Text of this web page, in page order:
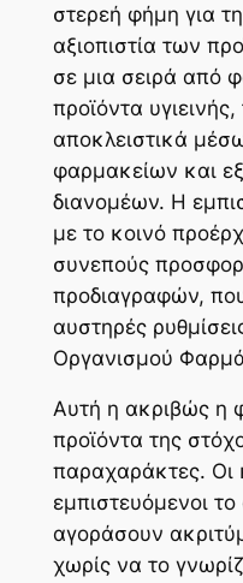
στερεή φήμη για
αξιοπιστία των
σε μια σειρά από
προϊόντα
αποκλειστικά
φαρμακείων και
διανομέων. Η
με το κοινό
συνεπούς
προδιαγραφών,
αυστηρές
Οργανισμού
Αυτή η ακριβώς η
προϊόντα της
παραχαράκτες. Οι
εμπιστευόμενοι
αγοράσουν
χωρίς να το